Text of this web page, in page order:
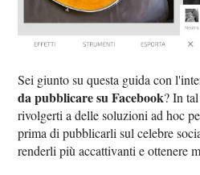
Sei giunto su questa guida con
da pubblicare su Facebook? In
rivolgerti a delle soluzioni ad hoc
prima di pubblicarli sul celebre
renderli più accattivanti e ottenere